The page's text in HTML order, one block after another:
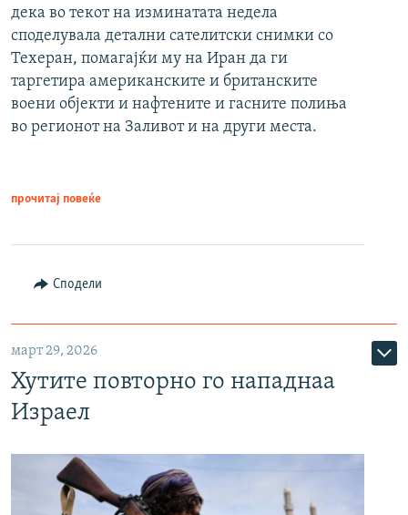
дека во текот на изминатата недела
споделувала детални сателитски снимки со
Техеран, помагајќи му на Иран да ги
таргетира американските и британските
воени објекти и нафтените и гасните полиња
во регионот на Заливот и на други места.
прочитај повеќе
Сподели
март 29, 2026
Хутите повторно го нападнаа
Израел